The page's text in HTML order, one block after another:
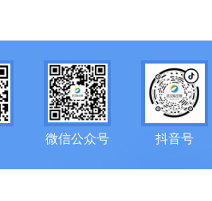
微信公众号 抖音号